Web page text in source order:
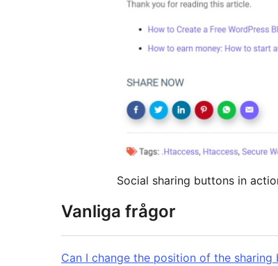
Social sharing buttons in
Vanliga frågor
Can I change the position of the sharing